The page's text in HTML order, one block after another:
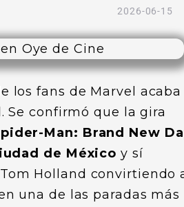
2026-06-15
los fans de Marvel
Se confirmó que la gira
Man: Brand New
de México y sí
Holland convirtiendo
una de las paradas más